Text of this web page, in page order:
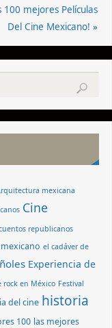
100 mejores Películas
Del Cine Mexicano! »
mexicana
Cine
republicanos
el cadáver de
Experiencia de
rock en México Festival
del cine historia
100 las mejores